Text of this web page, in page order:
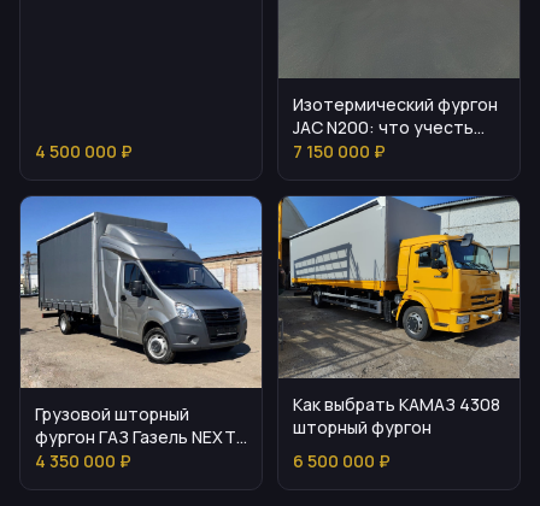
4 500 000 ₽
Изотермический фургон
JAC N200: что учесть
перед покупкой
7 150 000 ₽
Грузовой шторный
фургон ГАЗ Газель NEXT
с спальником
4 350 000 ₽
Как выбрать КАМАЗ 4308
шторный фургон
6 500 000 ₽